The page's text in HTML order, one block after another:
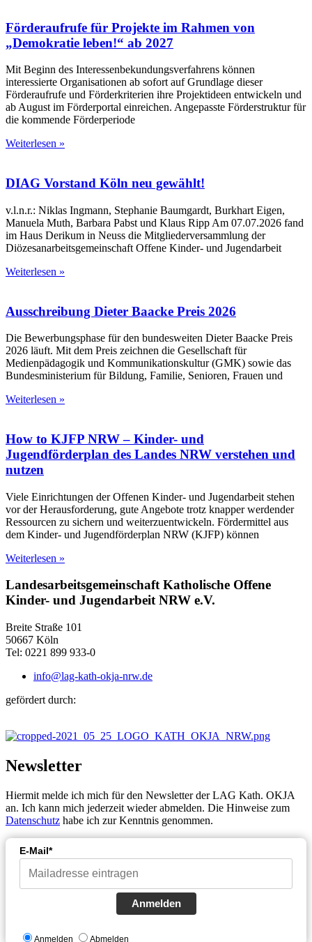
Förderaufrufe für Projekte im Rahmen von
„Demokratie leben!“ ab 2027
Mit Beginn des Interessenbekundungsverfahrens können
interessierte Organisationen ab sofort auf Grundlage dieser
Förderaufrufe und Förderkriterien ihre Projektideen entwickeln und
ab August im Förderportal einreichen. Angepasste Förderstruktur für
die kommende Förderperiode
Weiterlesen »
DIAG Vorstand Köln neu gewählt!
v.l.n.r.: Niklas Ingmann, Stephanie Baumgardt, Burkhart Eigen,
Manuela Muth, Barbara Pabst und Klaus Ripp Am 07.07.2026 fand
im Haus Derikum in Neuss die Mitgliederversammlung der
Diözesanarbeitsgemeinschaft Offene Kinder- und Jugendarbeit
Weiterlesen »
Ausschreibung Dieter Baacke Preis 2026
Die Bewerbungsphase für den bundesweiten Dieter Baacke Preis
2026 läuft. Mit dem Preis zeichnen die Gesellschaft für
Medienpädagogik und Kommunikationskultur (GMK) sowie das
Bundesministerium für Bildung, Familie, Senioren, Frauen und
Weiterlesen »
How to KJFP NRW – Kinder- und
Jugendförderplan des Landes NRW verstehen und
nutzen
Viele Einrichtungen der Offenen Kinder- und Jugendarbeit stehen
vor der Herausforderung, gute Angebote trotz knapper werdender
Ressourcen zu sichern und weiterzuentwickeln. Fördermittel aus
dem Kinder- und Jugendförderplan NRW (KJFP) können
Weiterlesen »
Landesarbeitsgemeinschaft Katholische Offene
Kinder- und Jugendarbeit NRW e.V.
Breite Straße 101
50667 Köln
Tel: 0221 899 933-0
info@lag-kath-okja-nrw.de
gefördert durch:
Newsletter
Hiermit melde ich mich für den Newsletter der LAG Kath. OKJA
an. Ich kann mich jederzeit wieder abmelden. Die Hinweise zum
Datenschutz habe ich zur Kenntnis genommen.
E-Mail*
Anmelden
Anmelden Abmelden